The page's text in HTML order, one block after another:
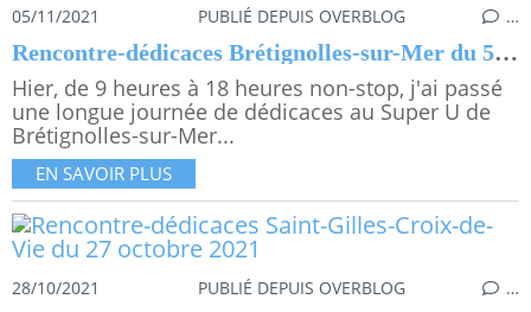
05/11/2021 PUBLIÉ DEPUIS OVERBLOG …
Rencontre-dédicaces Brétignolles-sur-Mer du 5 novembre 2021
Hier, de 9 heures à 18 heures non-stop, j'ai passé
une longue journée de dédicaces au Super U de
Brétignolles-sur-Mer...
EN SAVOIR PLUS
28/10/2021 PUBLIÉ DEPUIS OVERBLOG …